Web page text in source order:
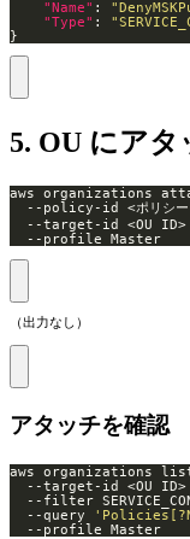
"Name" :
"Type" :
}
5. OU にアタ
aws organizations
--policy-id <ポリシ
  --target-id <OU ID>
  --profile Master
（出力なし）
アタッチを確認
aws organizations
  --target-id <OU ID>
--filter
  --query
  --profile Master